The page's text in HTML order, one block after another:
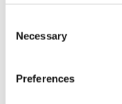
Selection
Necessary
Preferences
Setpoint nascosto
Sensore di